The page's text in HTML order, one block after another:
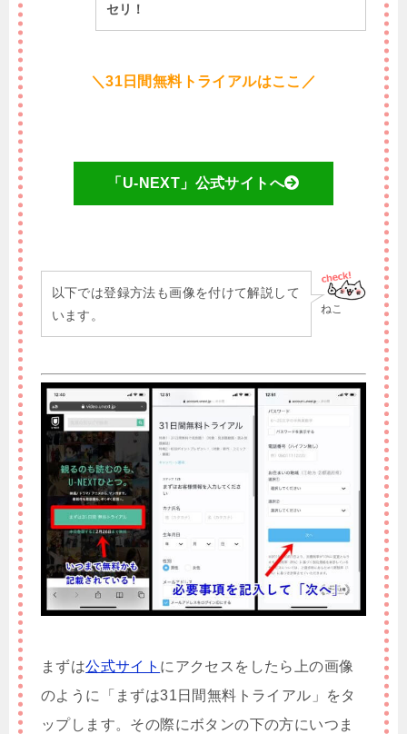
セリ！
＼31日間無料トライアルはここ／
「U-NEXT」公式サイトへ
ねこ
以下では登録方法も画像を付けて解説して
います。
まずは公式サイト にアクセスをしたら上の画像
のように「まずは31日間無料トライアル」をタ
ップします。その際にボタンの下の方にいつま